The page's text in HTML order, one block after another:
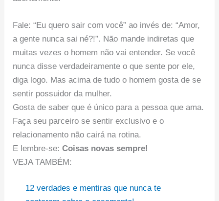
Fale: “Eu quero sair com você” ao invés de: “Amor,
a gente nunca sai né?!”. Não mande indiretas que
muitas vezes o homem não vai entender. Se você
nunca disse verdadeiramente o que sente por ele,
diga logo. Mas acima de tudo o homem gosta de se
sentir possuidor da mulher.
Gosta de saber que é único para a pessoa que ama.
Faça seu parceiro se sentir exclusivo e o
relacionamento não cairá na rotina.
E lembre-se:Coisas novas sempre!
VEJA TAMBÉM:
12 verdades e mentiras que nunca te